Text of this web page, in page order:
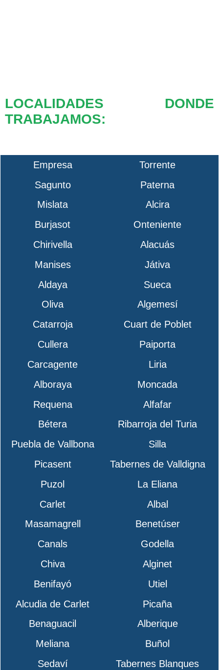
LOCALIDADES DONDE
TRABAJAMOS:
Empresa
Torrente
Sagunto
Paterna
Mislata
Alcira
Burjasot
Onteniente
Chirivella
Alacuás
Manises
Játiva
Aldaya
Sueca
Oliva
Algemesí
Catarroja
Cuart de Poblet
Cullera
Paiporta
Carcagente
Liria
Alboraya
Moncada
Requena
Alfafar
Bétera
Ribarroja del Turia
Puebla de Vallbona
Silla
Picasent
Tabernes de Valldigna
Puzol
La Eliana
Carlet
Albal
Masamagrell
Benetúser
Canals
Godella
Chiva
Alginet
Benifayó
Utiel
Alcudia de Carlet
Picaña
Benaguacil
Alberique
Meliana
Buñol
Sedaví
Tabernes Blanques